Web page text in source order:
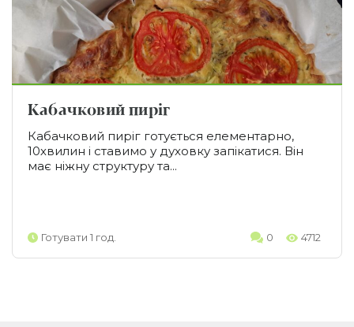
Кабачковий пиріг
Кабачковий пиріг готується елементарно,
10хвилин і ставимо у духовку запікатися. Він
має ніжну структуру та...
Готувати 1 год. 0 4712